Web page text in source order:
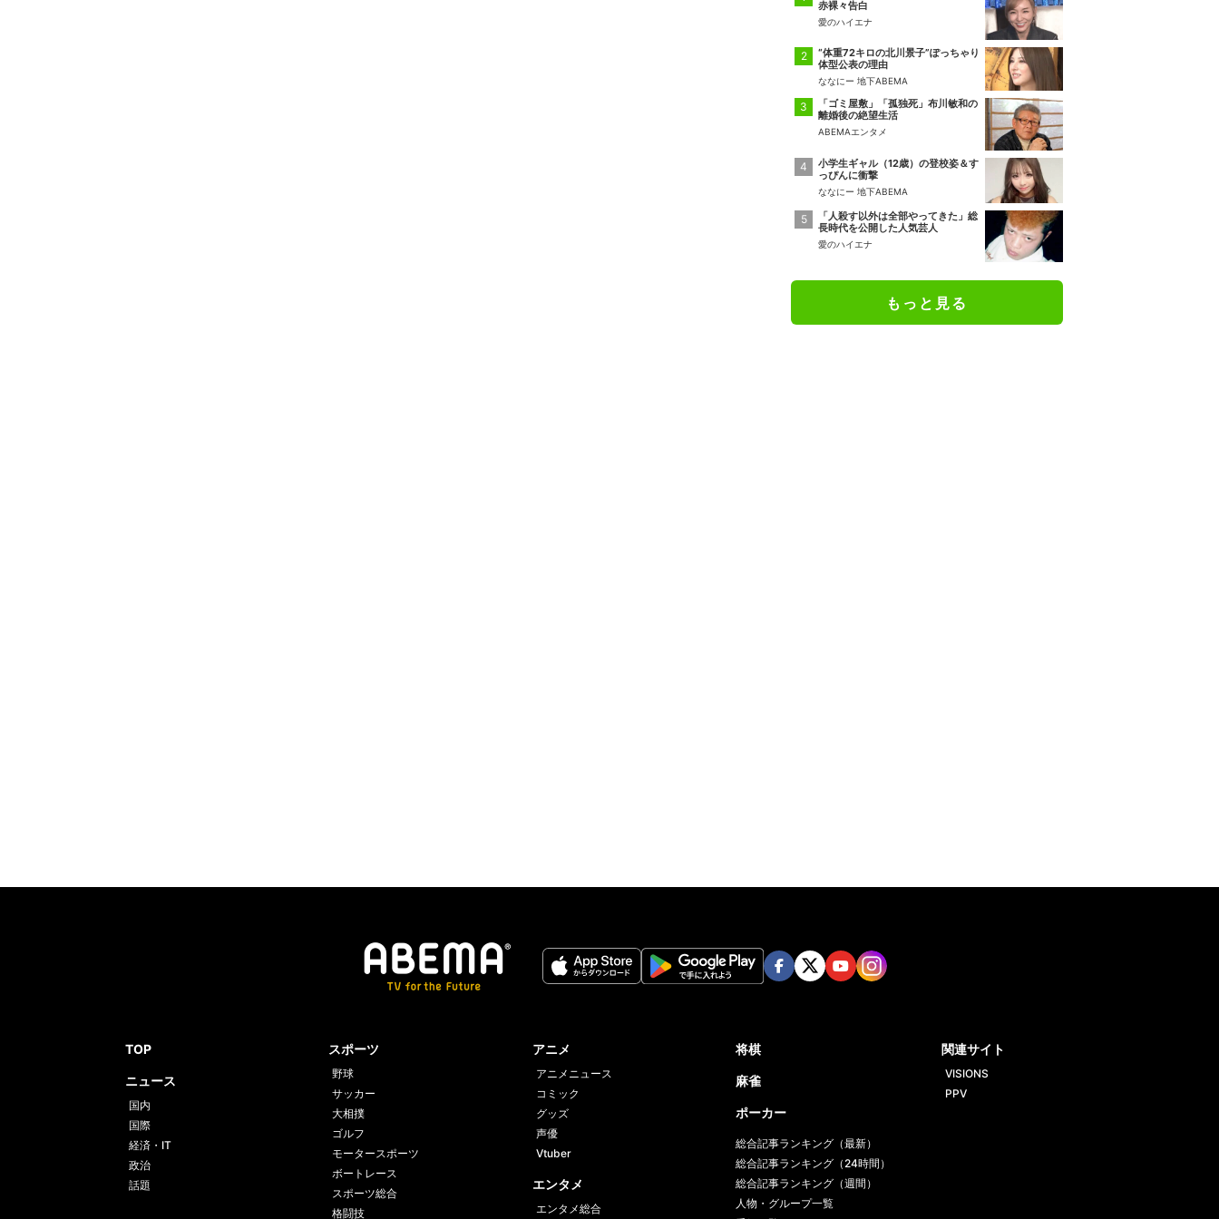
赤裸々告白
愛のハイエナ
“体重72キロの北川景子”ぽっちゃり
体型公表の理由
ななにー 地下ABEMA
「ゴミ屋敷」「孤独死」布川敏和の
離婚後の絶望生活
ABEMAエンタメ
小学生ギャル（12歳）の登校姿＆す
っぴんに衝撃
ななにー 地下ABEMA
「人殺す以外は全部やってきた」総
長時代を公開した人気芸人
愛のハイエナ
もっと見る
TOP
ニュース
国内
国際
経済・IT
政治
話題
スポーツ
野球
サッカー
大相撲
ゴルフ
モータースポーツ
ボートレース
スポーツ総合
格闘技
アニメ
アニメニュース
コミック
グッズ
声優
Vtuber
エンタメ
エンタメ総合
将棋
麻雀
ポーカー
総合記事ランキング（最新）
総合記事ランキング（24時間）
総合記事ランキング（週間）
人物・グループ一覧
関連サイト
VISIONS
PPV